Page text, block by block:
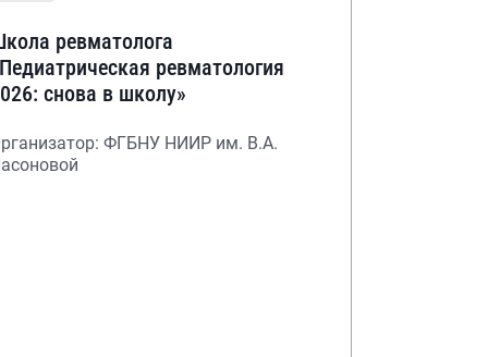
ревматолога
ревматология
снова в школу»
ФГБНУ НИИР им. В.А.